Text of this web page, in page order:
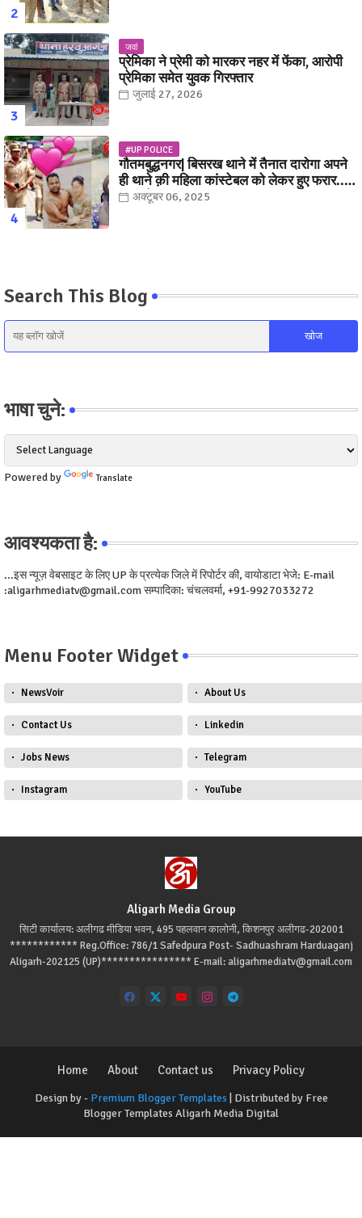
जवां
प्रेमिका ने प्रेमी को मारकर नहर में फेंका, आरोपी
प्रेमिका समेत युवक गिरफ्तार
जुलाई 27, 2026
#UP POLICE
गौतमबुद्धनगर| बिसरख थाने में तैनात दारोगा अपने
ही थाने क़ी महिला कांस्टेबल को लेकर हुए फरार...
पत्नी नें कर दी रार!
अक्टूबर 06, 2025
Search This Blog
भाषा चुने:
Powered by Translate
आवश्यकता है:
...इस न्यूज़ वेबसाइट के लिए UP के प्रत्येक जिले में रिपोर्टर की, वायोडाटा भेजे: E-mail
:aligarhmediatv@gmail.com सम्पादिका: चंचलवर्मा, +91-9927033272
Menu Footer Widget
NewsVoir About Us
Contact Us Linkedin
Jobs News Telegram
Instagram YouTube
Aligarh Media Group
सिटी कार्यालय: अलीगढ मीडिया भवन, 495 पहलवान कालोनी, किशनपुर अलीगढ-202001
************ Reg.Office: 786/1 Safedpura Post- Sadhuashram Harduaganj
Aligarh-202125 (UP)**************** E-mail: aligarhmediatv@gmail.com
Design by - Premium Blogger Templates | Distributed by Free
Blogger Templates Aligarh Media Digital
Home About Contact us Privacy Policy